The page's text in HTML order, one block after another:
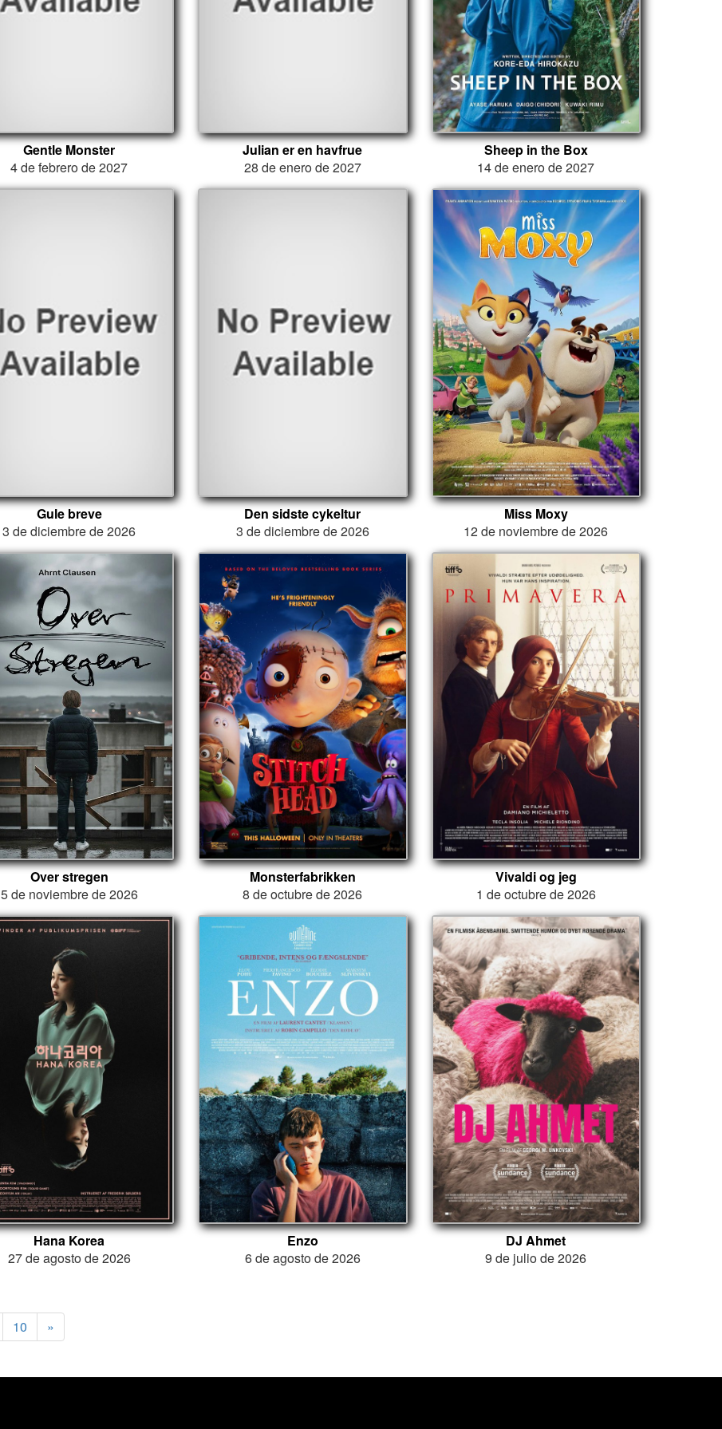
Gentle Monster
4 de febrero de 2027
Julian er en havfrue
28 de enero de 2027
Sheep in the Box
14 de enero de 2027
Gule breve
3 de diciembre de 2026
Den sidste cykeltur
3 de diciembre de 2026
Miss Moxy
12 de noviembre de 2026
Over stregen
5 de noviembre de 2026
Monsterfabrikken
8 de octubre de 2026
Vivaldi og jeg
1 de octubre de 2026
Hana Korea
27 de agosto de 2026
Enzo
6 de agosto de 2026
DJ Ahmet
9 de julio de 2026
10 »